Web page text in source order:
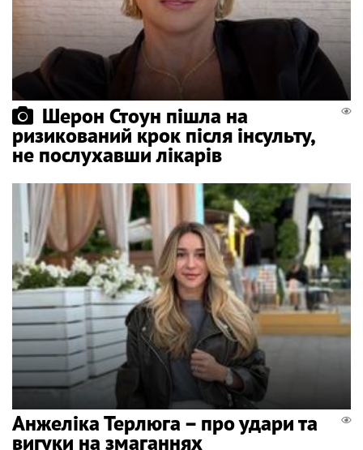
Шерон Стоун пішла на
ризикований крок після інсульту,
не послухавши лікарів
Анжеліка Терлюга – про удари та
вигуки на змаганнях